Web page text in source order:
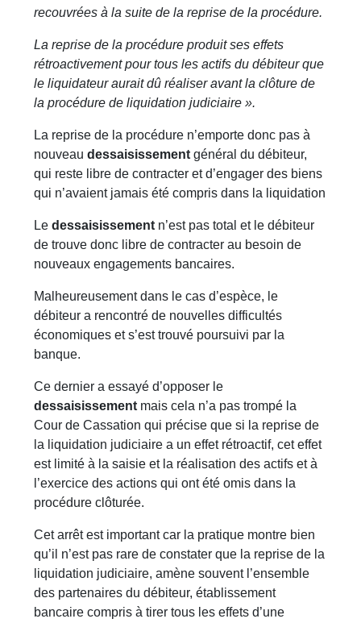
recouvrées à la suite de la reprise de la procédure.
La reprise de la procédure produit ses effets
rétroactivement pour tous les actifs du débiteur que
le liquidateur aurait dû réaliser avant la clôture de
la procédure de liquidation judiciaire ».
La reprise de la procédure n’emporte donc pas à
nouveaudessaisissement général du débiteur,
qui reste libre de contracter et d’engager des biens
qui n’avaient jamais été compris dans la liquidation
Ledessaisissement n’est pas total et le débiteur
de trouve donc libre de contracter au besoin de
nouveaux engagements bancaires.
Malheureusement dans le cas d’espèce, le
débiteur a rencontré de nouvelles difficultés
économiques et s’est trouvé poursuivi par la
banque.
Ce dernier a essayé d’opposer le
dessaisissement mais cela n’a pas trompé la
Cour de Cassation qui précise que si la reprise de
la liquidation judiciaire a un effet rétroactif, cet effet
est limité à la saisie et la réalisation des actifs et à
l’exercice des actions qui ont été omis dans la
procédure clôturée.
Cet arrêt est important car la pratique montre bien
qu’il n’est pas rare de constater que la reprise de la
liquidation judiciaire, amène souvent l’ensemble
des partenaires du débiteur, établissement
bancaire compris à tirer tous les effets d’une